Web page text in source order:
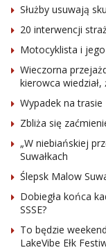
Służby usuwają
20 interwencji
Motocyklista i
Wieczorna
kierowca
Wypadek na
Zbliża się
„W niebiańskiej
Suwałkach
Ślepsk Malow
Dobiegła końca
SSSE?
To będzie
LakeVibe Ełk